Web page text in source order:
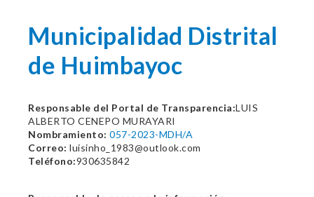
Municipalidad Distrital
de Huimbayoc
Responsable del Portal de Transparencia:LUIS
ALBERTO CENEPO MURAYARI
Nombramiento: 057-2023-MDH/A
Correo: luisinho_1983@outlook.com
Teléfono:930635842